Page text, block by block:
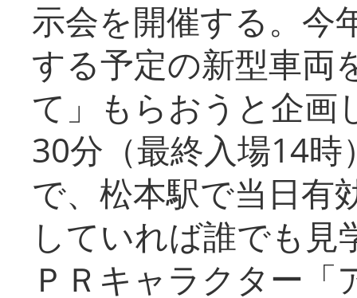
示会を開催する。今
する予定の新型車両
て」もらおうと企画
30分（最終入場14
で、松本駅で当日有
していれば誰でも
ＰＲキャラクター